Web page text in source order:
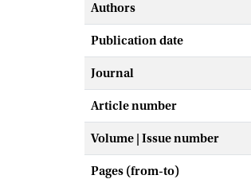
Authors
Publication date
Journal
Article number
Volume | Issue number
Pages (from-to)